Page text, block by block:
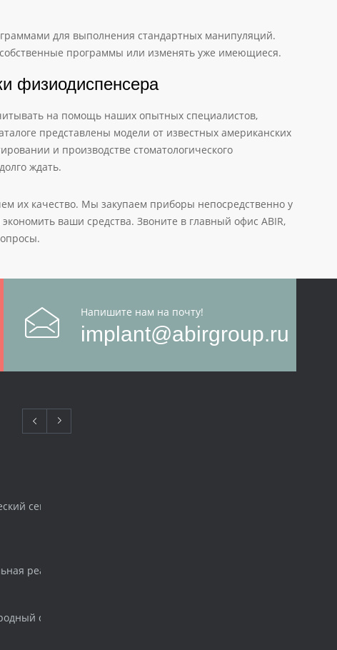
для выполнения стандартных манипуляций.
программы или изменять уже имеющиеся.
физиодиспенсера
на помощь наших опытных специалистов,
представлены модели от известных американских
и производстве стоматологического
ждать.
их качество. Мы закупаем приборы непосредственно у
ваши средства. Звоните в главный офис ABIR,
Напишите нам на почту!
implant@abirgroup.ru
семинар для начинающих имплантологов
реабилитация. Одномоментная нагрузка. Создание
стоматологический форум и выставка «ДЕНТАЛ САЛОН